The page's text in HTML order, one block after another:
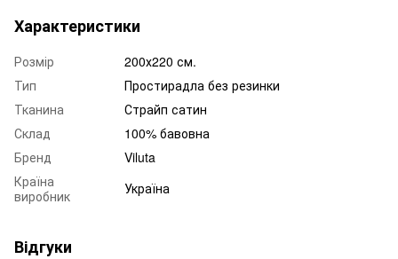
Характеристики
Розмір
200х220 см.
Тип
Простирадла без резинки
Тканина
Страйп сатин
Склад
100% бавовна
Бренд
Viluta
Країна
виробник
Україна
Відгуки